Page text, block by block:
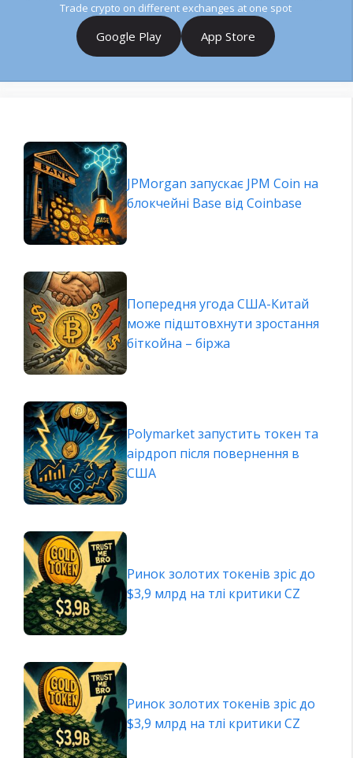
Trade crypto on different exchanges at one spot
Google Play App Store
JPMorgan запускає JPM Coin на
блокчейні Base від Coinbase
Попередня угода США-Китай
може підштовхнути зростання
біткойна – біржа
Polymarket запустить токен та
аірдроп після повернення в
США
Ринок золотих токенів зріс до
$3,9 млрд на тлі критики CZ
Ринок золотих токенів зріс до
$3,9 млрд на тлі критики CZ